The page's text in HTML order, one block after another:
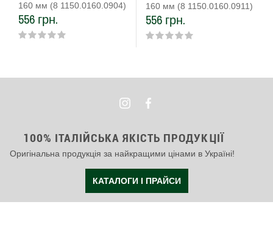
160 мм (8 1150.0160.0904)
556 грн.
160 мм (8 1150.0160.0911)
556 грн.
100% ІТАЛІЙСЬКА ЯКІСТЬ ПРОДУКЦІЇ
Оригінальна продукція за найкращими цінами в Україні!
КАТАЛОГИ І ПРАЙСИ